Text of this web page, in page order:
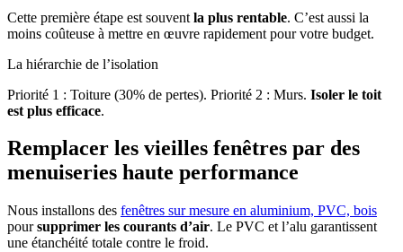
Cette première étape est souvent la plus rentable. C’est aussi la
moins coûteuse à mettre en œuvre rapidement pour votre budget.
La hiérarchie de l’isolation
Priorité 1 : Toiture (30% de pertes). Priorité 2 : Murs. Isoler le toit
est plus efficace.
Remplacer les vieilles fenêtres par des
menuiseries haute performance
Nous installons des fenêtres sur mesure en aluminium, PVC, bois
poursupprimer les courants d’air. Le PVC et l’alu garantissent
une étanchéité totale contre le froid.